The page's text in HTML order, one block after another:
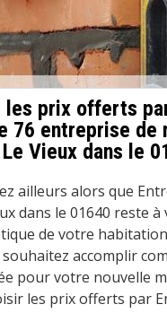
les prix offerts
76 entreprise de
Vieux dans le
ailleurs alors que
dans le 01640 reste
de votre
accomplir
pour votre nouvelle
les prix offerts par